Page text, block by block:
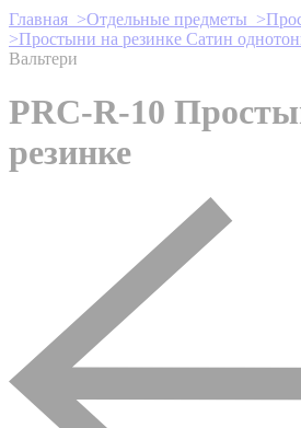
Главная >Отдельные предметы >
>Простыни на резинке Сатин
Вальтери
PRC-R-10
резинке